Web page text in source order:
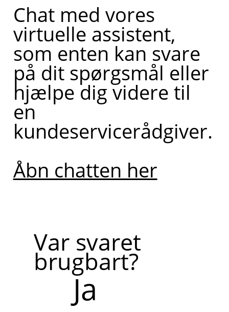
Chat med vores
virtuelle assistent,
som enten kan svare
på dit spørgsmål eller
hjælpe dig videre til
en
kundeservicerådgiver.
Åbn chatten her
Var svaret
brugbart?
Ja